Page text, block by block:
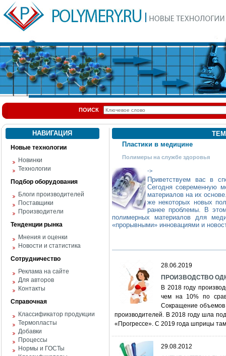
ПОИСК
НАВИГАЦИЯ
Новые технологии
Новинки
Технологии
Подбор оборудования
Блоги производителей
Поставщики
Производители
Тенденции рынка
Мнения и оценки
Новости и статистика
Сотрудничество
Реклама на сайте
Для авторов
Контакты
Справочная
Классификатор продукции
Термопласты
Добавки
Процессы
Нормы и ГОСТы
Пластики в медицине
Полимеры на службе здоровья
->
Приветствуем вас в
Сегодня современную
материалов на их
же некоторых новых
ранее проблемы. В
полимерных материалов для
«прорывными» инновациями и
28.06.2019
ПРОИЗВОДСТВО
В 2018 году
чем на 10% по
Сокращение объемов
производителей. В 2018 году шла
«Прогрессе». С 2019 года шприцы
29.08.2012